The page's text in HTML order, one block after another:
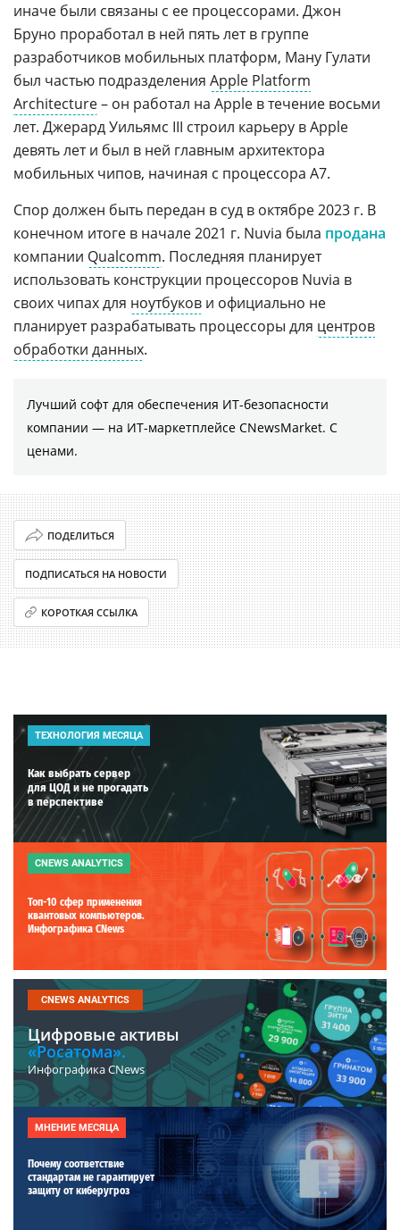
иначе были связаны с ее процессорами. Джон
Бруно проработал в ней пять лет в группе
разработчиков мобильных платформ, Ману Гулати
был частью подразделения Apple Platform
Architecture– он работал на Apple в течение восьми
лет. Джерард Уильямс III строил карьеру в Apple
девять лет и был в ней главным архитектора
мобильных чипов, начиная с процессора А7.
Спор должен быть передан в суд в октябре 2023 г. В
конечном итоге в начале 2021 г. Nuvia была продана
компании Qualcomm. Последняя планирует
использовать конструкции процессоров Nuvia в
своих чипах для ноутбуков и официально не
планирует разрабатывать процессоры для центров
обработки данных.
Лучший софт для обеспечения ИТ-безопасности
компании ― на ИТ-маркетплейсе CNewsMarket. С
ценами.
ПОДЕЛИТЬСЯ
ПОДПИСАТЬСЯ НА НОВОСТИ
КОРОТКАЯ ССЫЛКА
ТЕХНОЛОГИЯ МЕСЯЦА
Как выбрать сервер
для ЦОД и не прогадать
в перспективе
CNEWS ANALYTICS
Топ-10 сфер применения
квантовых компьютеров.
Инфографика CNews
CNEWS ANALYTICS
Цифровые активы
«Росатома».
Инфографика CNews
МНЕНИЕ МЕСЯЦА
Почему соответствие
стандартам не гарантирует
защиту от киберугроз